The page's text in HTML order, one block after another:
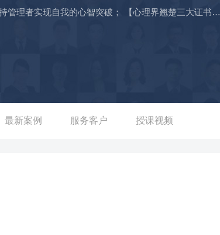
管理者实现自我的心智突破； 【心理界翘楚三大证书持
为安利（中国）的经销商体系进行培训，用行动学习
碍，并持续辅导改善经销商的心智模式，为企业业务发
最新案例 服务客户 授课视频